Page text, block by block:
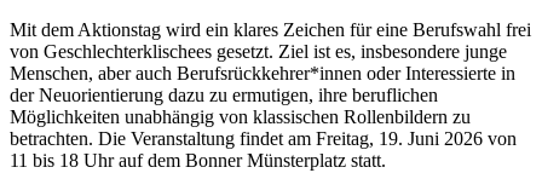
Mit dem Aktionstag wird ein klares Zeichen für eine Berufswahl frei
von Geschlechterklischees gesetzt. Ziel ist es, insbesondere junge
Menschen, aber auch Berufsrückkehrer*innen oder Interessierte in
der Neuorientierung dazu zu ermutigen, ihre beruflichen
Möglichkeiten unabhängig von klassischen Rollenbildern zu
betrachten. Die Veranstaltung findet am Freitag, 19. Juni 2026 von
11 bis 18 Uhr auf dem Bonner Münsterplatz statt.